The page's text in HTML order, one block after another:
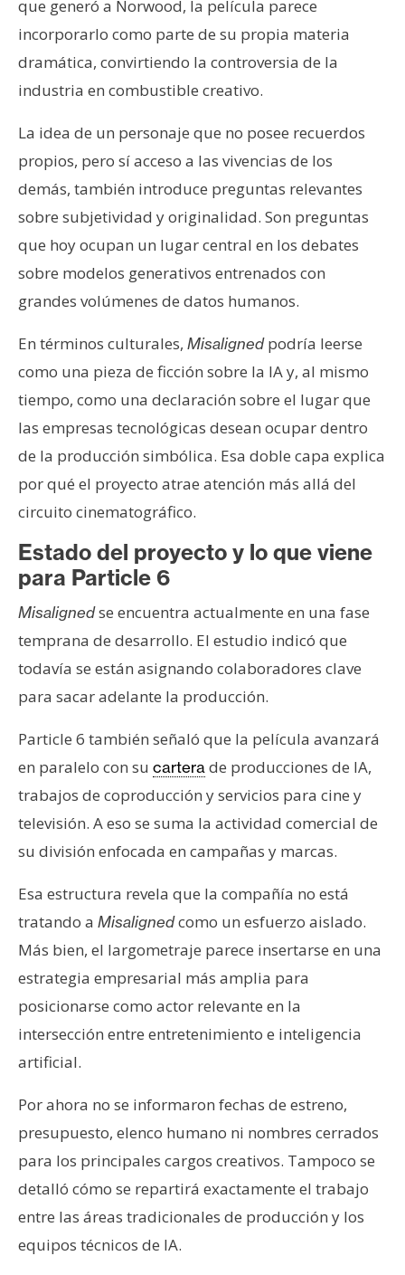
que generó a Norwood, la película parece
incorporarlo como parte de su propia materia
dramática, convirtiendo la controversia de la
industria en combustible creativo.
La idea de un personaje que no posee recuerdos
propios, pero sí acceso a las vivencias de los
demás, también introduce preguntas relevantes
sobre subjetividad y originalidad. Son preguntas
que hoy ocupan un lugar central en los debates
sobre modelos generativos entrenados con
grandes volúmenes de datos humanos.
En términos culturales, Misalignedpodría leerse
como una pieza de ficción sobre la IA y, al mismo
tiempo, como una declaración sobre el lugar que
las empresas tecnológicas desean ocupar dentro
de la producción simbólica. Esa doble capa explica
por qué el proyecto atrae atención más allá del
circuito cinematográfico.
Estado del proyecto y lo que viene
para Particle 6
Misalignedse encuentra actualmente en una fase
temprana de desarrollo. El estudio indicó que
todavía se están asignando colaboradores clave
para sacar adelante la producción.
Particle 6 también señaló que la película avanzará
en paralelo con su cartera de producciones de IA,
trabajos de coproducción y servicios para cine y
televisión. A eso se suma la actividad comercial de
su división enfocada en campañas y marcas.
Esa estructura revela que la compañía no está
tratando a Misalignedcomo un esfuerzo aislado.
Más bien, el largometraje parece insertarse en una
estrategia empresarial más amplia para
posicionarse como actor relevante en la
intersección entre entretenimiento e inteligencia
artificial.
Por ahora no se informaron fechas de estreno,
presupuesto, elenco humano ni nombres cerrados
para los principales cargos creativos. Tampoco se
detalló cómo se repartirá exactamente el trabajo
entre las áreas tradicionales de producción y los
equipos técnicos de IA.